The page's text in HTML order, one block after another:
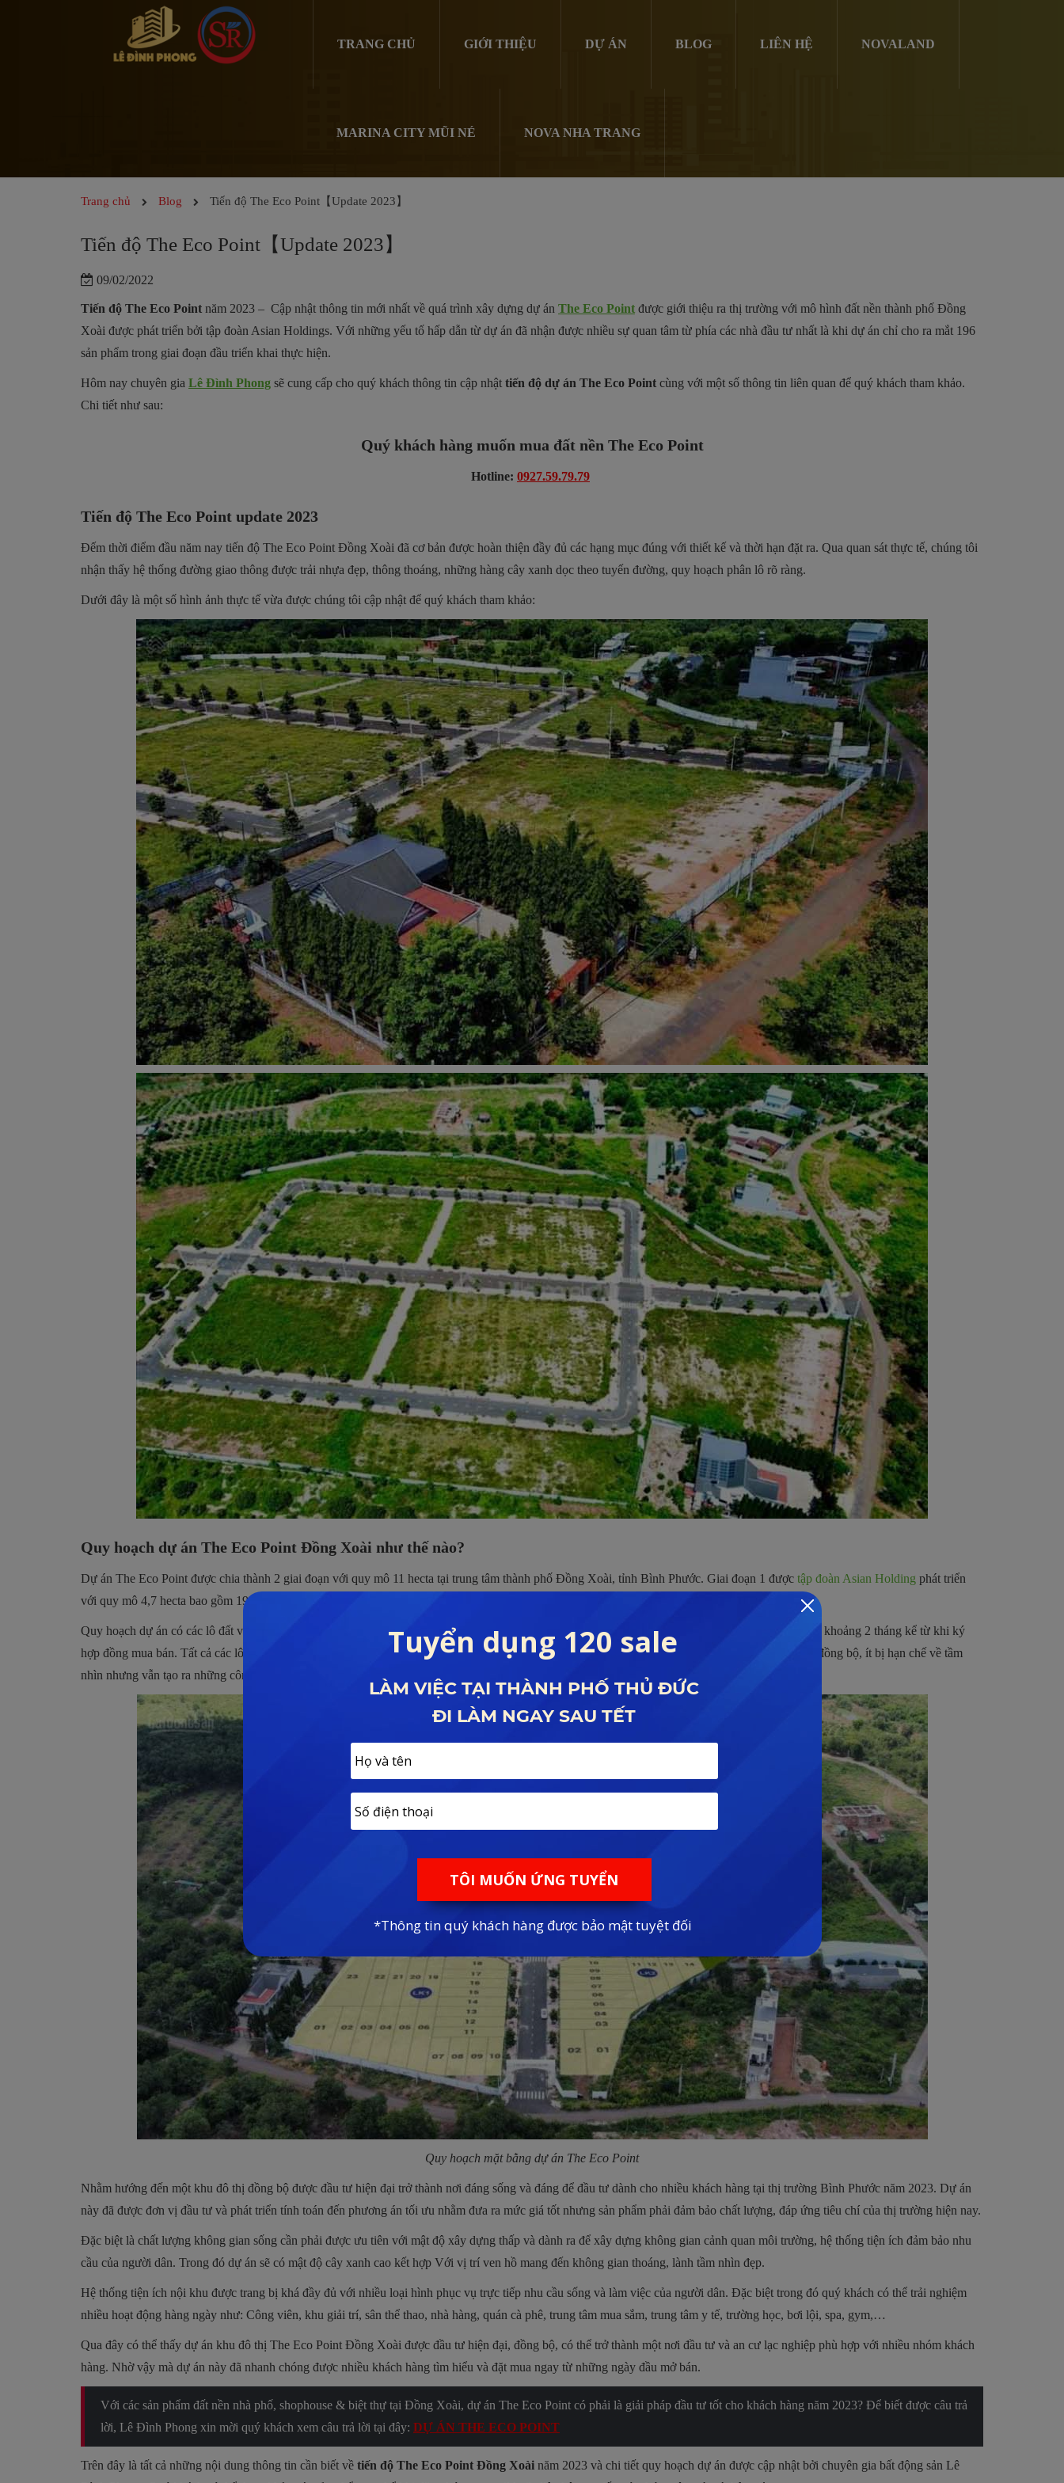
TRANG CHỦ GIỚI THIỆU DỰ ÁN BLOG LIÊN HỆ NOVALAND
MARINA CITY MŨI NÉ NOVA NHA TRANG
Trang chủ Blog Tiến độ The Eco Point【Update 2023】
Tiến độ The Eco Point【Update 2023】
09/02/2022
Tiến độ The Eco Point năm 2023 – Cập nhật thông tin mới nhất về quá trình xây dựng dự án The Eco Point được giới thiệu ra thị trường với mô hình đất nền thành phố Đồng
Xoài được phát triển bởi tập đoàn Asian Holdings. Với những yếu tố hấp dẫn từ dự án đã nhận được nhiều sự quan tâm từ phía các nhà đầu tư nhất là khi dự án chỉ cho ra mắt 196
sản phẩm trong giai đoạn đầu triển khai thực hiện.
Hôm nay chuyên gia Lê Đình Phong sẽ cung cấp cho quý khách thông tin cập nhật tiến độ dự án The Eco Point cùng với một số thông tin liên quan để quý khách tham khảo.
Chi tiết như sau:
Quý khách hàng muốn mua đất nền The Eco Point
Hotline: 0927.59.79.79
Tiến độ The Eco Point update 2023
Đếm thời điểm đầu năm nay tiến độ The Eco Point Đồng Xoài đã cơ bản được hoàn thiện đầy đủ các hạng mục đúng với thiết kế và thời hạn đặt ra. Qua quan sát thực tế, chúng tôi
nhận thấy hệ thống đường giao thông được trải nhựa đẹp, thông thoáng, những hàng cây xanh dọc theo tuyến đường, quy hoạch phân lô rõ ràng.
Dưới đây là một số hình ảnh thực tế vừa được chúng tôi cập nhật để quý khách tham khảo:
Quy hoạch dự án The Eco Point Đồng Xoài như thế nào?
Dự án The Eco Point được chia thành 2 giai đoạn với quy mô 11 hecta tại trung tâm thành phố Đồng Xoài, tỉnh Bình Phước. Giai đoạn 1 được tập đoàn Asian Holding phát triển
với quy mô 4,7 hecta bao gồm 196 lô đất nền.
Quy hoạch dự án có các lô đất với diện tích từ 108 đến 150m2 với hình thức xây dựng tự do đầy đủ thủ tục pháp lý và bàn giao cho khách hàng sau khoảng 2 tháng kể từ khi ký
hợp đồng mua bán. Tất cả các lô đất đều có mặt đường thông thoáng từ 13 đến 18m. Với quy hoạch chiều cao tối đa vừa phải đảm bảo không gian đồng bộ, ít bị hạn chế về tầm
nhìn nhưng vẫn tạo ra những công trình kiến trúc độc đáo là tiêu chí mà dự án The Eco Point đặt ra.
Quy hoạch mặt bằng dự án The Eco Point
Nhằm hướng đến một khu đô thị đồng bộ được đầu tư hiện đại trở thành nơi đáng sống và đáng để đầu tư dành cho nhiều khách hàng tại thị trường Bình Phước năm 2023. Dự án
này đã được đơn vị đầu tư và phát triển tính toán đến phương án tối ưu nhằm đưa ra mức giá tốt nhưng sản phẩm phải đảm bảo chất lượng, đáp ứng tiêu chí của thị trường hiện nay.
Đặc biệt là chất lượng không gian sống cần phải được ưu tiên với mật độ xây dựng thấp và dành ra để xây dựng không gian cảnh quan môi trường, hệ thống tiện ích đảm bảo nhu
cầu của người dân. Trong đó dự án sẽ có mật độ cây xanh cao kết hợp Với vị trí ven hồ mang đến không gian thoáng, lành tầm nhìn đẹp.
Hệ thống tiện ích nội khu được trang bị khá đầy đủ với nhiều loại hình phục vụ trực tiếp nhu cầu sống và làm việc của người dân. Đặc biệt trong đó quý khách có thể trải nghiệm
nhiều hoạt động hàng ngày như: Công viên, khu giải trí, sân thể thao, nhà hàng, quán cà phê, trung tâm mua sắm, trung tâm y tế, trường học, bơi lội, spa, gym,…
Qua đây có thể thấy dự án khu đô thị The Eco Point Đồng Xoài được đầu tư hiện đại, đồng bộ, có thể trở thành một nơi đầu tư và an cư lạc nghiệp phù hợp với nhiều nhóm khách
hàng. Nhờ vậy mà dự án này đã nhanh chóng được nhiều khách hàng tìm hiểu và đặt mua ngay từ những ngày đầu mở bán.
Với các sản phẩm đất nền nhà phố, shophouse & biệt thự tại Đồng Xoài, dự án The Eco Point có phải là giải pháp đầu tư tốt cho khách hàng năm 2023? Để biết được câu trả
lời, Lê Đình Phong xin mời quý khách xem câu trả lời tại đây: DỰ ÁN THE ECO POINT
Trên đây là tất cả những nội dung thông tin cần biết về tiến độ The Eco Point Đồng Xoài năm 2023 và chi tiết quy hoạch dự án được cập nhật bởi chuyên gia bất động sản Lê